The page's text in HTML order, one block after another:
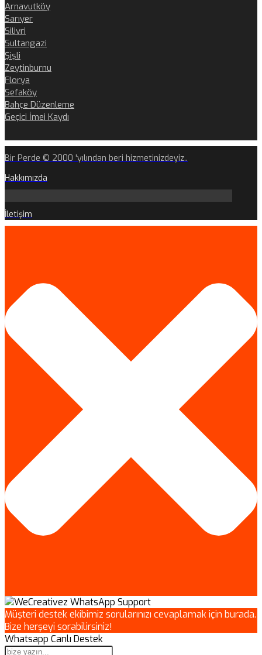
Arnavutköy
Sarıyer
Silivri
Sultangazi
Şişli
Zeytinburnu
Florya
Sefaköy
Bahçe Düzenleme
Geçici İmei Kaydı
Bir Perde © 2000 'yılından beri hizmetinizdeyiz..
Hakkımızda
İletişim
Müşteri destek ekibimiz sorularınızı cevaplamak için burada.
Bize herşeyi sorabilirsiniz!
Whatsapp Canlı Destek